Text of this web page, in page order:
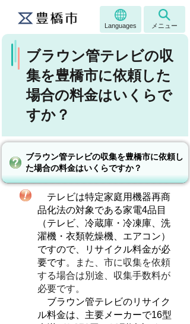
Languages メニュー
ブラウン管テレビの収
集を豊橋市に依頼した
場合の料金はいくらで
すか？
ブラウン管テレビの収集を豊橋市に依頼し
た場合の料金はいくらですか？
テレビは特定家庭用機器再商
品化法の対象である家電4品目
（テレビ、冷蔵庫・冷凍庫、洗
濯機・衣類乾燥機、エアコン）
ですので、リサイクル料金が必
要です。また、市に収集を依頼
する場合は別途、収集手数料が
必要です。
ブラウン管テレビのリサイク
ル料金は、主要メーカーで16型